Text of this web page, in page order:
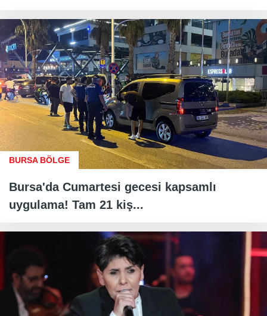
BURSA BÖLGE
Bursa'da Cumartesi gecesi kapsamlı
uygulama! Tam 21 kiş...